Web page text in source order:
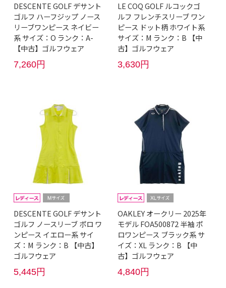
DESCENTE GOLF デサント
ゴルフ ハーフジップ ノース
リーブワンピース ネイビー
系 サイズ：O ランク：A-
【中古】ゴルフウェア
7,260円
LE COQ GOLF ルコックゴ
ルフ フレンチスリーブ ワン
ピース ドット柄 ホワイト系
サイズ：M ランク：B 【中
古】ゴルフウェア
3,630円
DESCENTE GOLF デサント
ゴルフ ノースリーブ ポロ ワ
ンピース イエロー系 サイ
ズ：M ランク：B 【中古】
ゴルフウェア
5,445円
OAKLEY オークリー 2025年
モデル FOA500872 半袖 ポ
ロワンピース ブラック系 サ
イズ：XL ランク：B 【中
古】ゴルフウェア
4,840円